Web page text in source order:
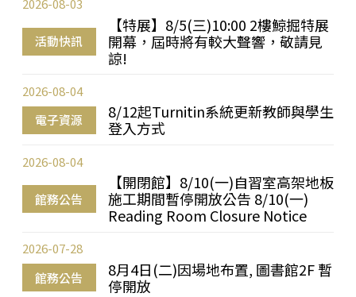
活動快訊
【特展】8/5(三)10:00 2樓鯨掘特展
開幕，屆時將有較大聲響，敬請見
諒!
2026-08-03
電子資源
8/12起Turnitin系統更新教師與學生
登入方式
2026-08-04
館務公告
【開閉館】8/10(一)自習室高架地板
施工期間暫停開放公告 8/10(一)
Reading Room Closure Notice
2026-08-04
館務公告
8月4日(二)因場地布置, 圖書館2F 暫
停開放
2026-07-28